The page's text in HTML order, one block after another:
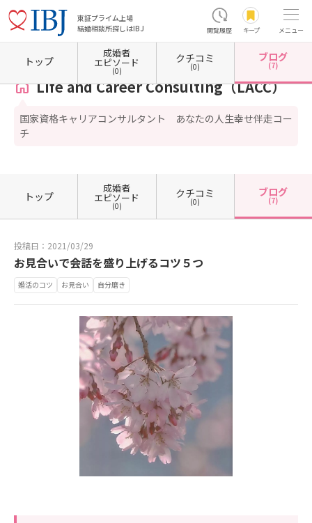
東証プライム上場
結婚相談所探しはIBJ
閲覧履歴 キープ メニュー
ホーム 山口県の結婚相談所 山口県美祢市 Life and Career Consulting（LACC）
Life and Career Consulting（LACC）
国家資格キャリアコンサルタント あなたの人生幸せ伴走コー
チ
トップ
成婚者
エピソード
(0)
クチコミ
(0)
ブログ
(7)
トップ
成婚者
エピソード
(0)
クチコミ
(0)
ブログ
(7)
投稿日：2021/03/29
お見合いで会話を盛り上げるコツ５つ
婚活のコツ お見合い 自分磨き